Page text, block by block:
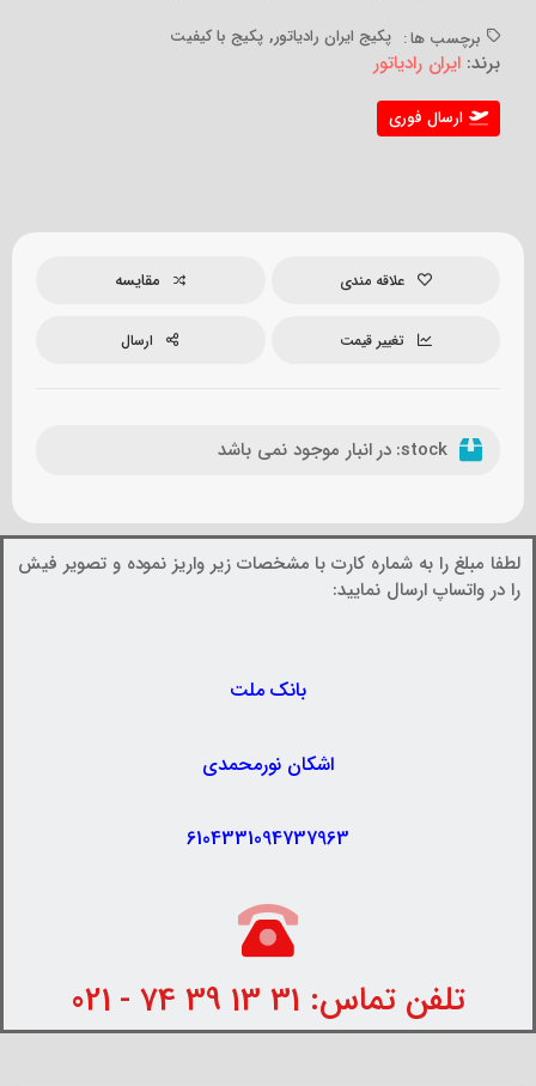
برچسب ها : پکیج ایران رادیاتور,پکیج با کیفیت
برند: ایران رادیاتور
ارسال فوری
علاقه مندی مقایسه
تغییر قیمت ارسال
stock: در انبار موجود نمی باشد
لطفا مبلغ را به شماره کارت با مشخصات زیر واریز نموده و تصویر فیش
را در واتساپ ارسال نمایید:
بانک ملت
اشکان نورمحمدی
6104331094737963
تلفن تماس: 31 13 39 74 - 021